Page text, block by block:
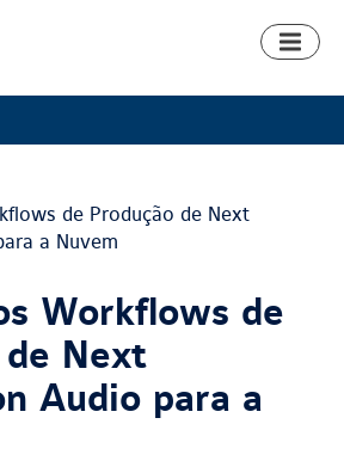
Toggle
de Produção de Next
a Nuvem
Workflows de
de Next
Audio para a